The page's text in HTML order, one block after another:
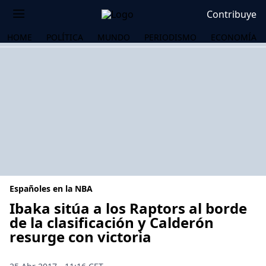
Contribuye
HOME POLÍTICA MUNDO PERIODISMO ECONOMÍA
Españoles en la NBA
Ibaka sitúa a los Raptors al borde
de la clasificación y Calderón
resurge con victoria